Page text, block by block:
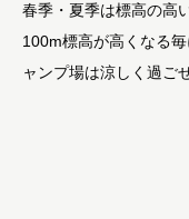
春季・夏季は標高の高
100m標高が高くなる
ャンプ場は涼しく過ご